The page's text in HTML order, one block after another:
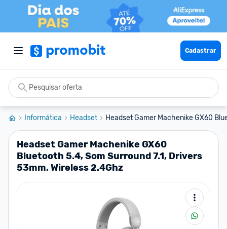
Cadastrar
Informática Headset Headset Gamer Machenike GX60
Headset Gamer Machenike GX60
Bluetooth 5.4, Som Surround 7.1, Drivers
53mm, Wireless 2.4Ghz